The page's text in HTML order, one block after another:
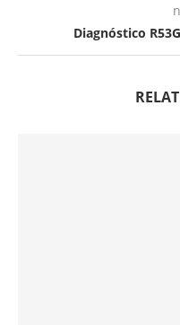
Diagnóstico